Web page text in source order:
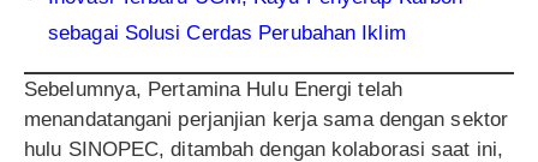
sebagai Solusi Cerdas Perubahan Iklim
Sebelumnya, Pertamina Hulu Energi telah
menandatangani perjanjian kerja sama dengan sektor
hulu SINOPEC, ditambah dengan kolaborasi saat ini,